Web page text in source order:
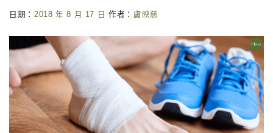
日期： 2018 年 8 月 17 日 作者： 盧映慈